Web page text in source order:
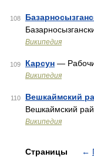
108
Википедия
109 Карсун —
Википедия
110 Вешкаймский
Вешкаймский
Википедия
Страницы ←